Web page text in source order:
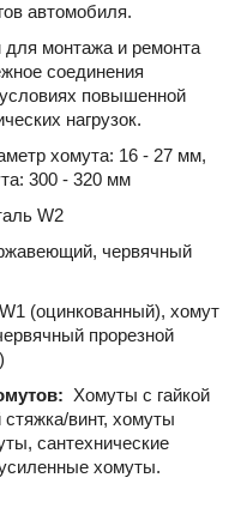
автомобиля.
для монтажа и ремонта
соединения
повышенной
нагрузок.
хомута: 16 - 27 мм,
300 - 320 мм
W2
червячный
(оцинкованный), хомут
прорезной
Хомуты с гайкой
винт, хомуты
сантехнические
хомуты.